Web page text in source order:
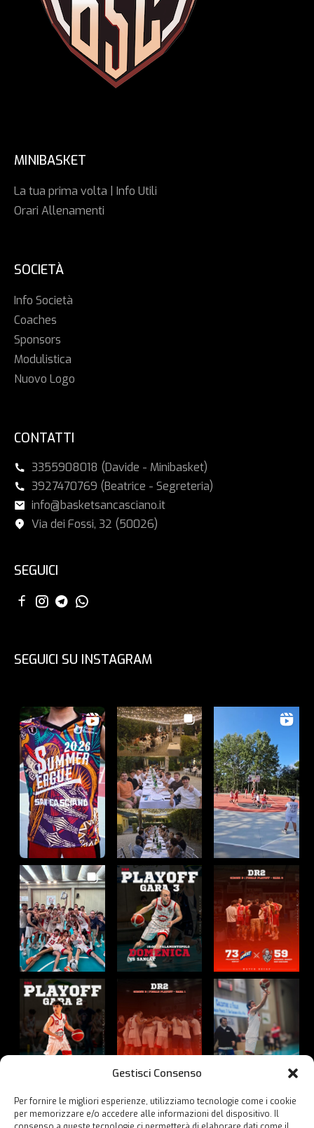
Gestisci Consenso
Per fornire le migliori esperienze, utilizziamo tecnologie come i cookie
per memorizzare e/o accedere alle informazioni del dispositivo. Il
MINIBASKET
La tua prima volta | Info Utili
Orari Allenamenti
SOCIETÀ
Info Società
Coaches
Sponsors
Modulistica
Nuovo Logo
CONTATTI
3355908018 (Davide - Minibasket)
3927470769 (Beatrice - Segreteria)
info@basketsancasciano.it
Via dei Fossi, 32 (50026)
SEGUICI
SEGUICI SU INSTAGRAM
Guarda su Instagram